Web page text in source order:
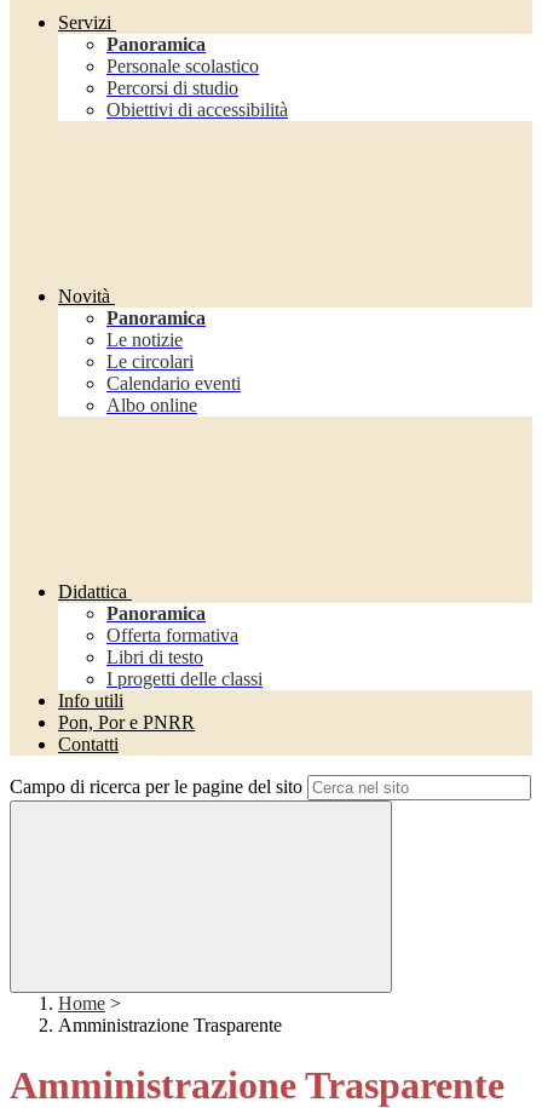
Servizi
Panoramica
Personale scolastico
Percorsi di studio
Obiettivi di accessibilità
Novità
Panoramica
Le notizie
Le circolari
Calendario eventi
Albo online
Didattica
Panoramica
Offerta formativa
Libri di testo
I progetti delle classi
Info utili
Pon, Por e PNRR
Contatti
Campo di ricerca per le pagine del sito
Home >
Amministrazione Trasparente
Amministrazione Trasparente